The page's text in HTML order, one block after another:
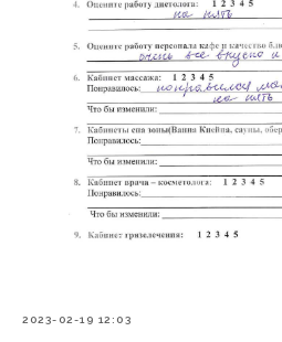
2023-02-19 12:03